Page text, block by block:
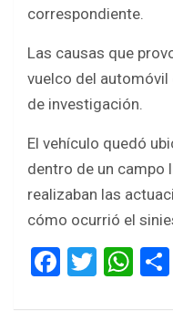
correspondiente.
Las causas que
vuelco del
de investigación.
El vehículo quedó
dentro de un campo
realizaban las
cómo ocurrió el
F
T
W